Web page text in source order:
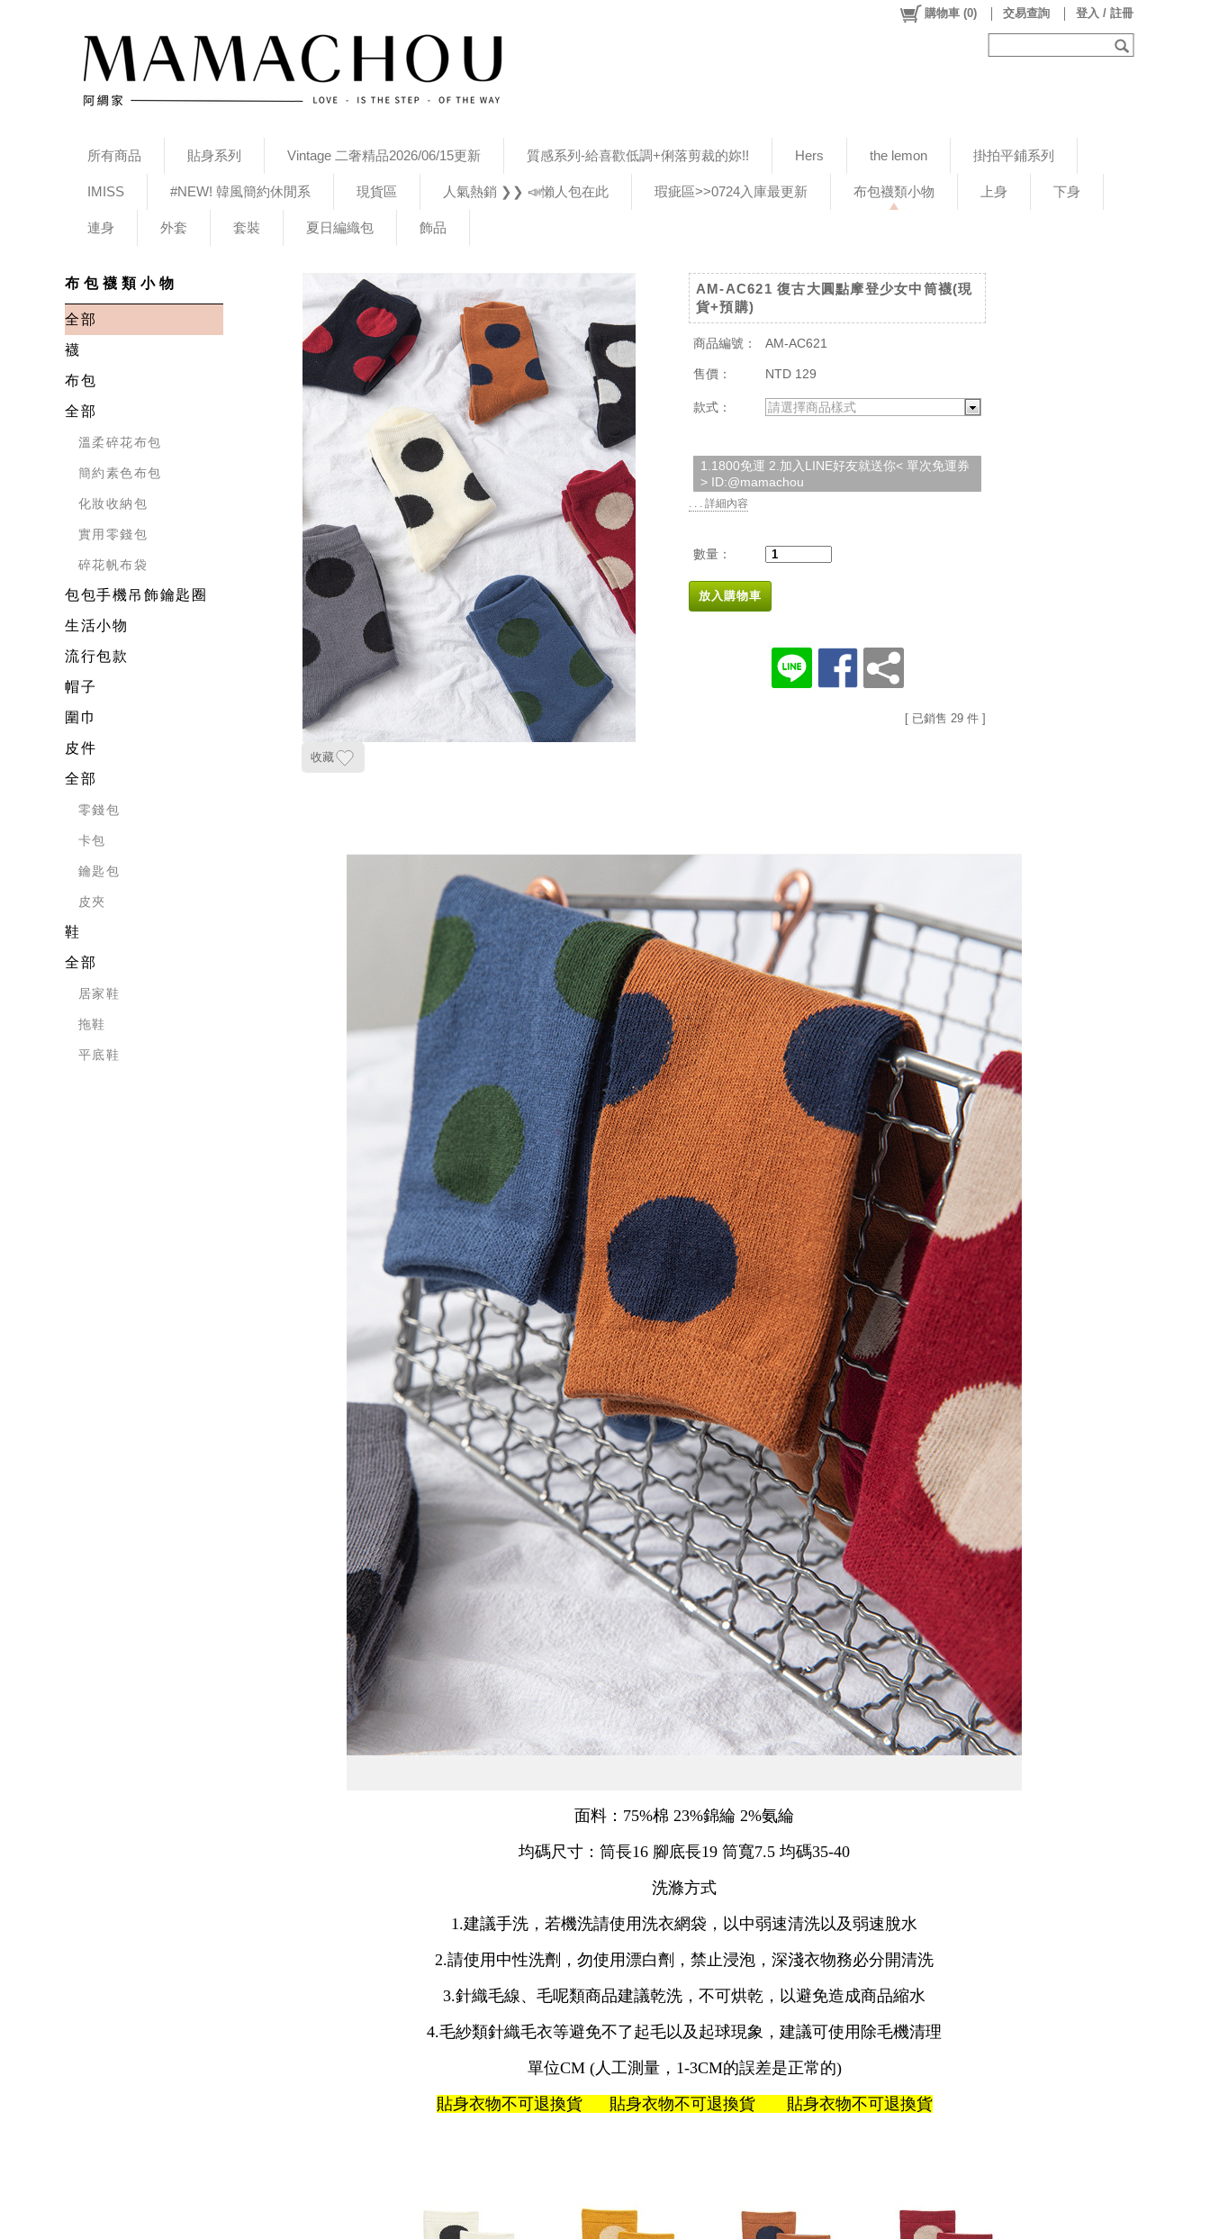
所有商品 貼身系列 Vintage 二奢精品2026/06/15更新 質感系列-給喜歡低調+俐落剪裁的妳!! Hers the lemon 掛拍平鋪系列
IMISS #NEW! 韓風簡約休閒系 現貨區 人氣熱銷 ❯❯ 📣懶人包在此 瑕疵區>>0724入庫最更新 布包襪類小物 上身 下身
連身 外套 套裝 夏日編織包 飾品
購物車 (0) 交易查詢 登入 / 註冊
布包襪類小物
全部
襪
布包
全部
溫柔碎花布包
簡約素色布包
化妝收納包
實用零錢包
碎花帆布袋
包包手機吊飾鑰匙圈
生活小物
流行包款
帽子
圍巾
皮件
全部
零錢包
卡包
鑰匙包
皮夾
鞋
全部
居家鞋
拖鞋
平底鞋
收藏
AM-AC621 復古大圓點摩登少女中筒襪(現
貨+預購)
商品編號： AM-AC621
售價： NTD 129
款式： 請選擇商品樣式
1.1800免運 2.加入LINE好友就送你< 單次免運券
> ID:@mamachou
. . . 詳細內容
數量：
放入購物車
[ 已銷售 29 件 ]